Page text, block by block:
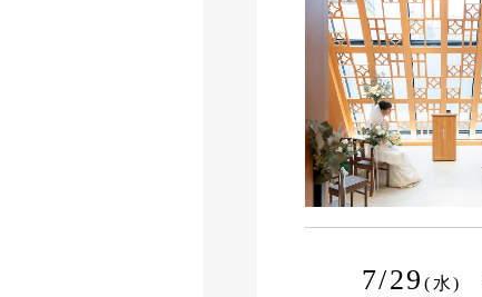
7/29 (水)